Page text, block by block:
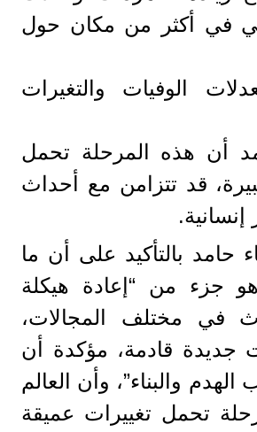
في أكثر من مكان حول
الوفيات والتغيرات
أن هذه المرحلة تحمل
قد تتزامن مع أحداث
حامد بالتأكيد على أن ما
جزء من “إعادة هيكلة
في مختلف المجالات،
جديدة قادمة، مؤكدة أن
الهدم والبناء”، وأن العالم
تحمل تغييرات عميقة